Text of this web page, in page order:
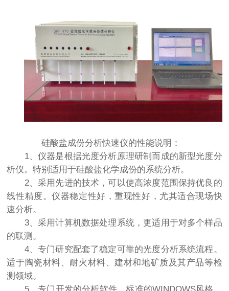
硅酸盐成份分析快速仪的性能说明：
1、仪器是根据光度分析原理研制而成的新型光度分
析仪。特别适用于硅酸盐化学成份的系统分析。
2、采用先进的技术，可以使高浓度范围保持优良的
线性精度。仪器稳定性好，重现性好，尤其适合现场快
速分析。
3、采用计算机数据处理系统，更适用于对多个样品
的联测。
4、专门研究配套了稳定可靠的光度分析系统流程。
适于陶瓷材料、耐火材料、建材和地矿质及其产品等检
测领域。